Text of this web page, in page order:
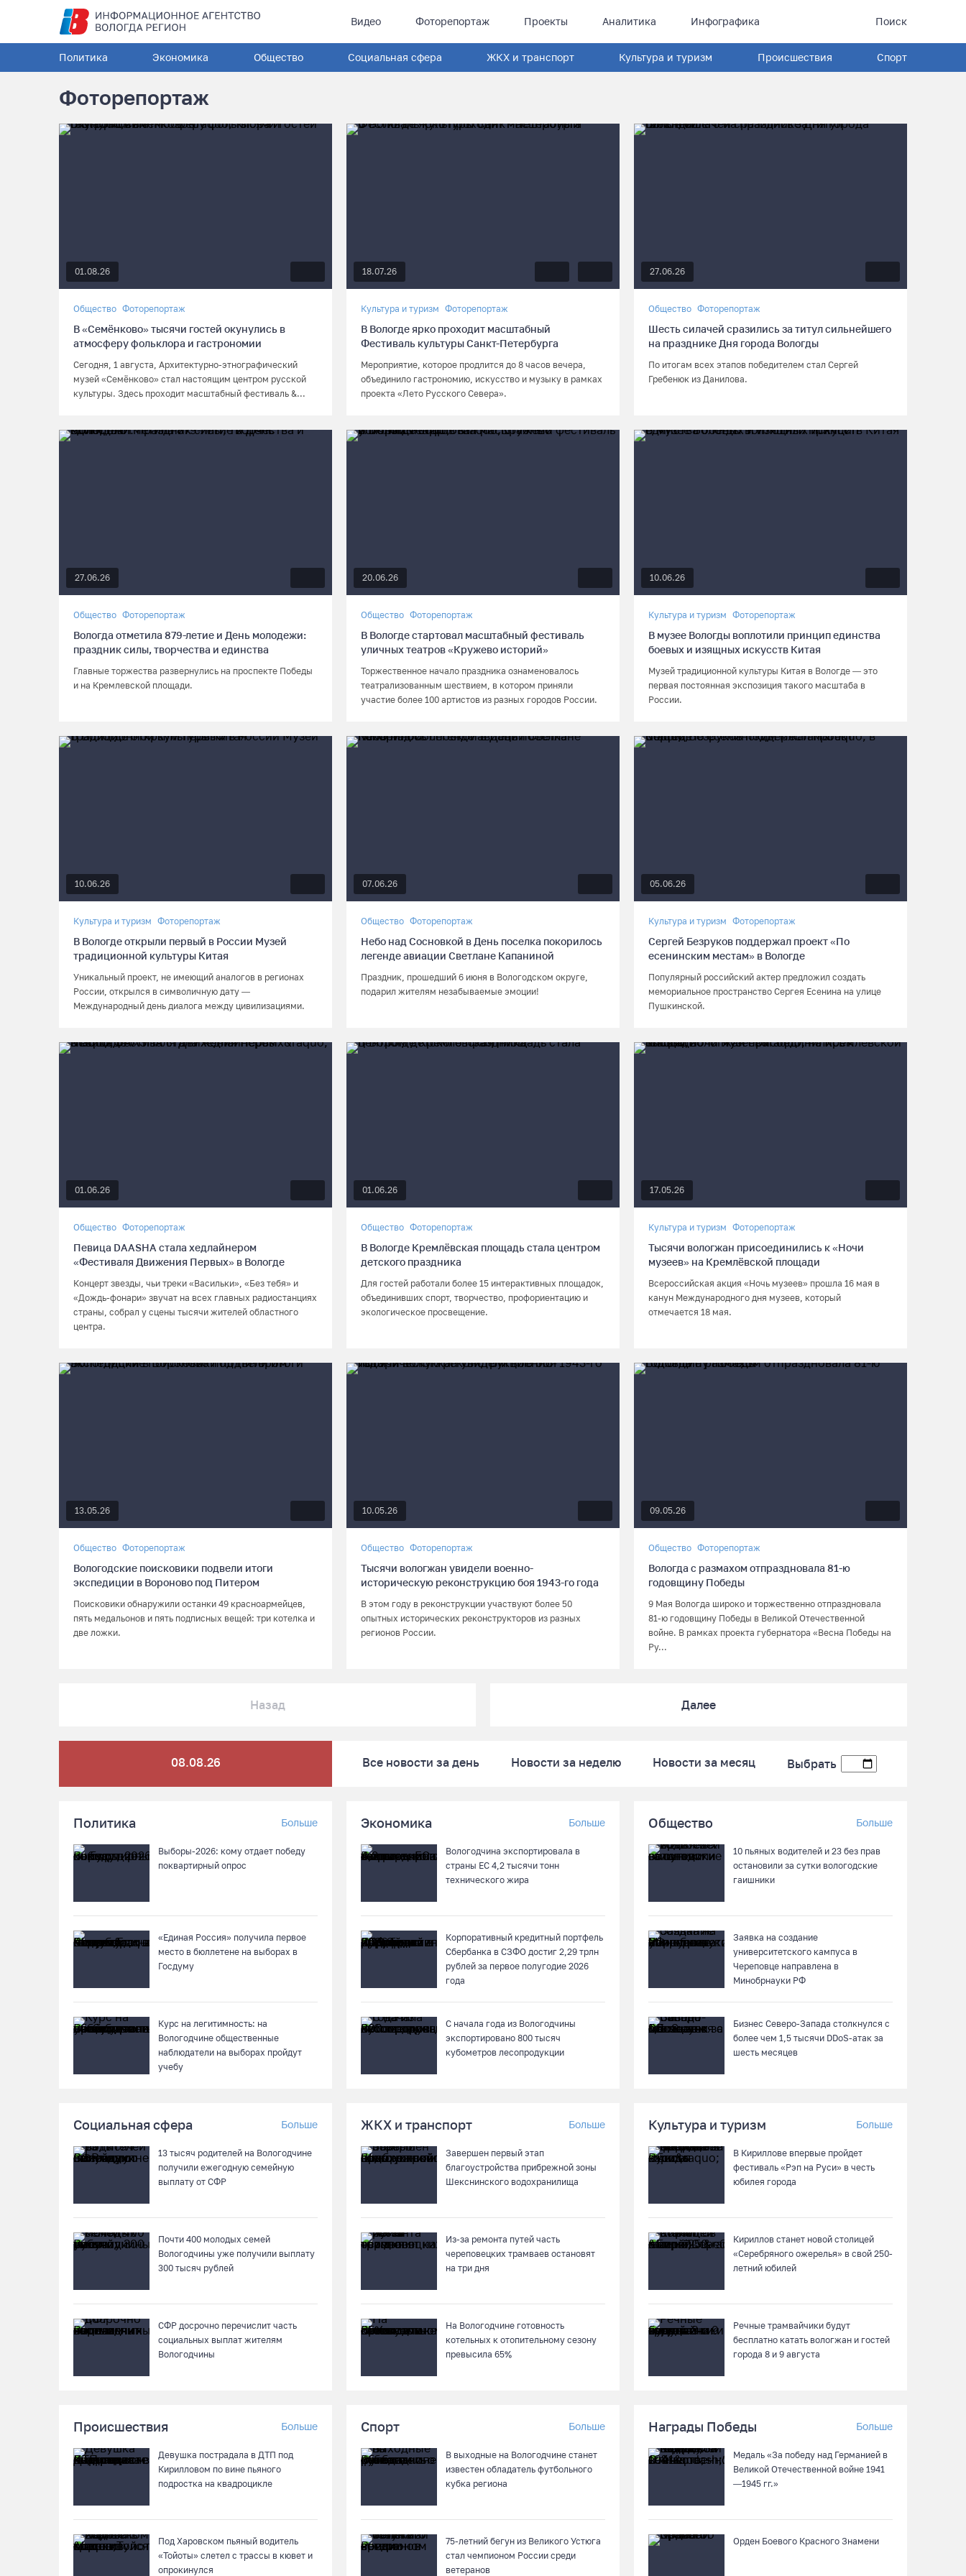
Видео Фоторепортаж Проекты Аналитика Инфографика Поиск
Политика Экономика Общество Социальная сфера ЖКХ и транспорт Культура и туризм Происшествия Спорт
Фоторепортаж
01.08.26
Общество Фоторепортаж
В «Семёнково» тысячи гостей окунулись в
атмосферу фольклора и гастрономии
Сегодня, 1 августа, Архитектурно-этнографический
музей «Семёнково» стал настоящим центром русской
культуры. Здесь проходит масштабный фестиваль &...
18.07.26
Культура и туризм Фоторепортаж
В Вологде ярко проходит масштабный
Фестиваль культуры Санкт-Петербурга
Мероприятие, которое продлится до 8 часов вечера,
объединило гастрономию, искусство и музыку в рамках
проекта «Лето Русского Севера».
27.06.26
Общество Фоторепортаж
Шесть силачей сразились за титул сильнейшего
на празднике Дня города Вологды
По итогам всех этапов победителем стал Сергей
Гребенюк из Данилова.
27.06.26
Общество Фоторепортаж
Вологда отметила 879-летие и День молодежи:
праздник силы, творчества и единства
Главные торжества развернулись на проспекте Победы
и на Кремлевской площади.
20.06.26
Общество Фоторепортаж
В Вологде стартовал масштабный фестиваль
уличных театров «Кружево историй»
Торжественное начало праздника ознаменовалось
театрализованным шествием, в котором приняли
участие более 100 артистов из разных городов России.
10.06.26
Культура и туризм Фоторепортаж
В музее Вологды воплотили принцип единства
боевых и изящных искусств Китая
Музей традиционной культуры Китая в Вологде — это
первая постоянная экспозиция такого масштаба в
России.
10.06.26
Культура и туризм Фоторепортаж
В Вологде открыли первый в России Музей
традиционной культуры Китая
Уникальный проект, не имеющий аналогов в регионах
России, открылся в символичную дату —
Международный день диалога между цивилизациями.
07.06.26
Общество Фоторепортаж
Небо над Сосновкой в День поселка покорилось
легенде авиации Светлане Капаниной
Праздник, прошедший 6 июня в Вологодском округе,
подарил жителям незабываемые эмоции!
05.06.26
Культура и туризм Фоторепортаж
Сергей Безруков поддержал проект «По
есенинским местам» в Вологде
Популярный российский актер предложил создать
мемориальное пространство Сергея Есенина на улице
Пушкинской.
01.06.26
Общество Фоторепортаж
Певица DAASHA стала хедлайнером
«Фестиваля Движения Первых» в Вологде
Концерт звезды, чьи треки «Васильки», «Без тебя» и
«Дождь-фонари» звучат на всех главных радиостанциях
страны, собрал у сцены тысячи жителей областного
центра.
01.06.26
Общество Фоторепортаж
В Вологде Кремлёвская площадь стала центром
детского праздника
Для гостей работали более 15 интерактивных площадок,
объединивших спорт, творчество, профориентацию и
экологическое просвещение.
17.05.26
Культура и туризм Фоторепортаж
Тысячи вологжан присоединились к «Ночи
музеев» на Кремлёвской площади
Всероссийская акция «Ночь музеев» прошла 16 мая в
канун Международного дня музеев, который
отмечается 18 мая.
13.05.26
Общество Фоторепортаж
Вологодские поисковики подвели итоги
экспедиции в Вороново под Питером
Поисковики обнаружили останки 49 красноармейцев,
пять медальонов и пять подписных вещей: три котелка и
две ложки.
10.05.26
Общество Фоторепортаж
Тысячи вологжан увидели военно-
историческую реконструкцию боя 1943-го года
В этом году в реконструкции участвуют более 50
опытных исторических реконструкторов из разных
регионов России.
09.05.26
Общество Фоторепортаж
Вологда с размахом отпраздновала 81-ю
годовщину Победы
9 Мая Вологда широко и торжественно отпраздновала
81-ю годовщину Победы в Великой Отечественной
войне. В рамках проекта губернатора «Весна Победы на
Ру...
Назад Далее
08.08.26 Все новости за день Новости за неделю Новости за месяц Выбрать
Политика Больше
Выборы-2026: кому отдает победу
поквартирный опрос
«Единая Россия» получила первое
место в бюллетене на выборах в
Госдуму
Курс на легитимность: на
Вологодчине общественные
наблюдатели на выборах пройдут
учебу
Экономика Больше
Вологодчина экспортировала в
страны ЕС 4,2 тысячи тонн
технического жира
Корпоративный кредитный портфель
Сбербанка в СЗФО достиг 2,29 трлн
рублей за первое полугодие 2026
года
С начала года из Вологодчины
экспортировано 800 тысяч
кубометров лесопродукции
Общество Больше
10 пьяных водителей и 23 без прав
остановили за сутки вологодские
гаишники
Заявка на создание
университетского кампуса в
Череповце направлена в
Минобрнауки РФ
Бизнес Северо-Запада столкнулся с
более чем 1,5 тысячи DDoS-атак за
шесть месяцев
Социальная сфера Больше
13 тысяч родителей на Вологодчине
получили ежегодную семейную
выплату от СФР
Почти 400 молодых семей
Вологодчины уже получили выплату
300 тысяч рублей
СФР досрочно перечислит часть
социальных выплат жителям
Вологодчины
ЖКХ и транспорт Больше
Завершен первый этап
благоустройства прибрежной зоны
Шекснинского водохранилища
Из-за ремонта путей часть
череповецких трамваев остановят
на три дня
На Вологодчине готовность
котельных к отопительному сезону
превысила 65%
Культура и туризм Больше
В Кириллове впервые пройдет
фестиваль «Рэп на Руси» в честь
юбилея города
Кириллов станет новой столицей
«Серебряного ожерелья» в свой 250-
летний юбилей
Речные трамвайчики будут
бесплатно катать вологжан и гостей
города 8 и 9 августа
Происшествия Больше
Девушка пострадала в ДТП под
Кирилловом по вине пьяного
подростка на квадроцикле
Под Харовском пьяный водитель
«Тойоты» слетел с трассы в кювет и
опрокинулся
Спорт Больше
В выходные на Вологодчине станет
известен обладатель футбольного
кубка региона
75-летний бегун из Великого Устюга
стал чемпионом России среди
ветеранов
Награды Победы Больше
Медаль «За победу над Германией в
Великой Отечественной войне 1941
—1945 гг.»
Орден Боевого Красного Знамени